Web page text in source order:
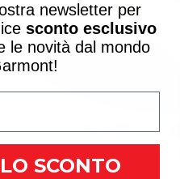
newsletter per
sconto esclusivo
le novità dal mondo
SCONTO